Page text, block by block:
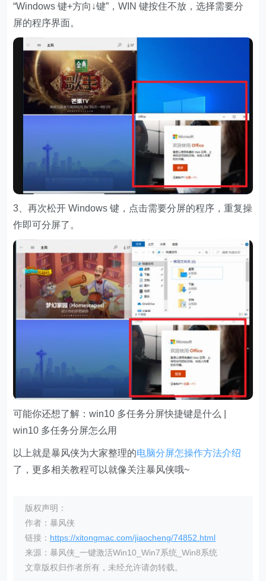
“Windows 键+方向↓键”，WIN 键按住不放，选择需要分
屏的程序界面。
3、再次松开 Windows 键，点击需要分屏的程序，重复操
作即可分屏了。
可能你还想了解：win10 多任务分屏快捷键是什么 |
win10 多任务分屏怎么用
以上就是暴风侠为大家整理的电脑分屏怎操作方法介绍
了，更多相关教程可以就像关注暴风侠哦~
版权声明：
作者：暴风侠
链接： https://xitongmac.com/jiaocheng/74852.html
来源：暴风侠_一键激活Win10_Win7系统_Win8系统
文章版权归作者所有，未经允许请勿转载。